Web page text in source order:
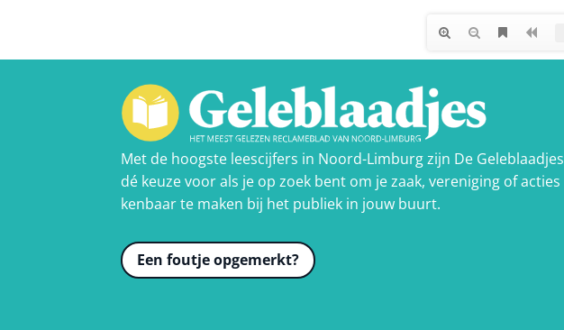
Met de hoogste leescijfers in Noord-Limburg zijn De Geleblaadjes
dé keuze voor als je op zoek bent om je zaak, vereniging of acties
kenbaar te maken bij het publiek in jouw buurt.
Een foutje opgemerkt?